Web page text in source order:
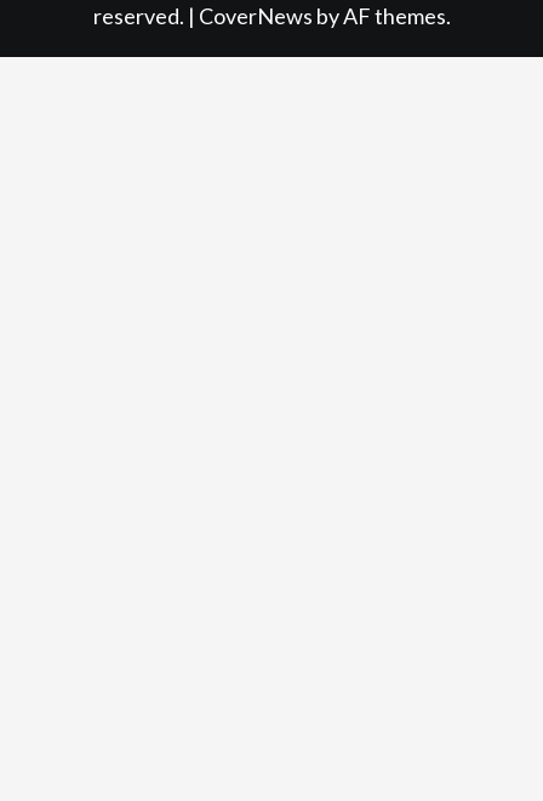
reserved. | CoverNews by AF themes.